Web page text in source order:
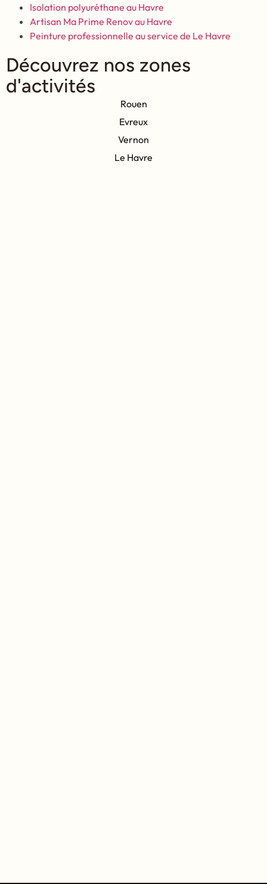
Isolation polyuréthane au Havre
Artisan Ma Prime Renov au Havre
Peinture professionnelle au service de Le Havre
Découvrez nos zones
d'activités
Rouen
Evreux
Vernon
Le Havre